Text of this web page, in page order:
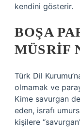
kendini gösterir.
BOŞA
MÜSRIF
Türk Dil
olmamak ve
Kime savurgan
eden, israfı
kişilere